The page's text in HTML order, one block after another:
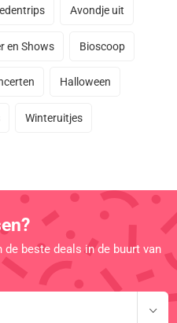
Avondje uit
en Shows Bioscoop
Halloween
Winteruitjes
beste deals in de buurt van